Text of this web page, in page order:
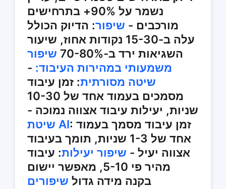
נשמר על 90%+ בתרחישים
מורכבים - שיפור: הדיוק הכולל
עלה ב-15-30 נקודות אחוז, שיעור
השגיאות ירד ב-70-80%
שיפור
משמעותי במהירות העיבוד: -
שיטה מסורתית: זמן עיבוד
מסמכים בעמוד אחד של 10-30
שניות, יעילות עיבוד אצווה נמוכה -
שיטת AI: זמן עיבוד מסמך בעמוד
אחד של 1-3 שניות, תומך בעיבוד
אצווה יעיל - שיפור יעילות: עיבוד
מהיר פי 5-10, מאפשר יישום
בקנה מידה גדול שיפורים